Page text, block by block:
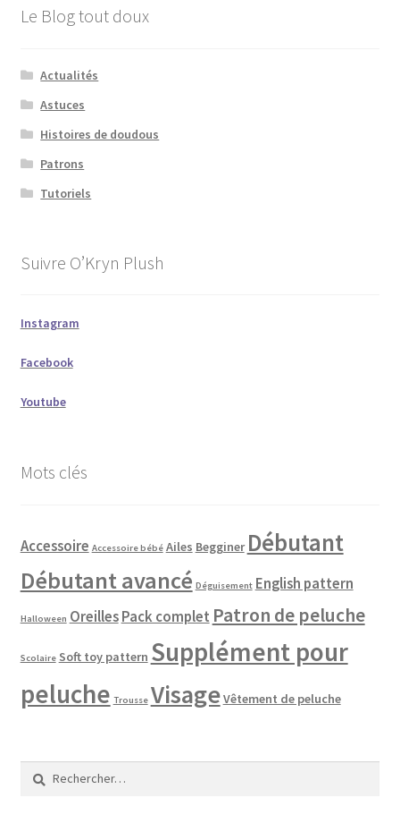
Le Blog tout doux
Actualités
Astuces
Histoires de doudous
Patrons
Tutoriels
Suivre O’Kryn Plush
Instagram
Facebook
Youtube
Mots clés
Accessoire Accessoire bébé Ailes Begginer Débutant
Débutant avancé Déguisement English pattern
Halloween Oreilles Pack complet Patron de peluche
Scolaire Soft toy pattern Supplément pour
peluche Trousse VisageVêtement de peluche
Rechercher :